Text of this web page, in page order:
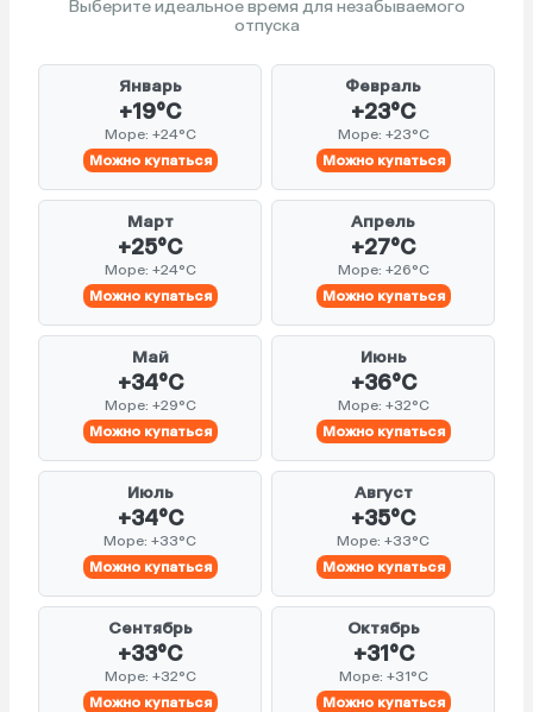
Выберите идеальное время для незабываемого
отпуска
Январь
+19°C
Море: +24°C
Можно купаться
Февраль
+23°C
Море: +23°C
Можно купаться
Март
+25°C
Море: +24°C
Можно купаться
Апрель
+27°C
Море: +26°C
Можно купаться
Май
+34°C
Море: +29°C
Можно купаться
Июнь
+36°C
Море: +32°C
Можно купаться
Июль
+34°C
Море: +33°C
Можно купаться
Август
+35°C
Море: +33°C
Можно купаться
Сентябрь
+33°C
Море: +32°C
Можно купаться
Октябрь
+31°C
Море: +31°C
Можно купаться